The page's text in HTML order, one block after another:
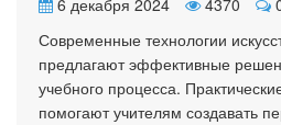
6 декабря 2024 4370
Современные технологии
предлагают эффективные
учебного процесса.
помогают учителям создавать